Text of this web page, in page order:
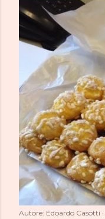
Autore: Edoardo Casotti